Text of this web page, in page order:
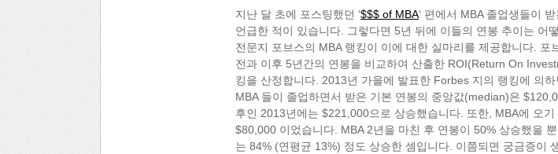
지난 달 초에 포스팅했던 ‘$$$ of MBA‘ 편에서 MBA 졸업생들이
언급한 적이 있습니다. 그렇다면 5년 뒤에 이들의 연봉 추이는 어
전문지 포브스의 MBA 랭킹이 이에 대한 실마리를 제공합니다. 포
전과 이후 5년간의 연봉을 비교하여 산출한 ROI(Return On
킹을 산정합니다. 2013년 가을에 발표한 Forbes 지의 랭킹에 의
MBA 들이 졸업하면서 받은 기본 연봉의 중앙값(median)은
후인 2013년에는 $221,000으로 상승했습니다. 또한, MBA에 오기
$80,000 이었습니다. MBA 2년을 마친 후 연봉이 50% 상승했을
는 84% (연평균 13%) 정도 상승한 셈입니다. 이쯤되면 궁금증이